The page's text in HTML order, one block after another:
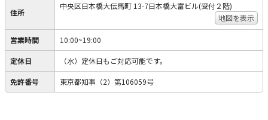
住所
中央区日本橋大伝馬町 13-7日本橋大富ビル(受付２階)
地図を表示
営業時間 10:00~19:00
定休日 （水）定休日もご対応可能です。
免許番号 東京都知事（2）第106059号